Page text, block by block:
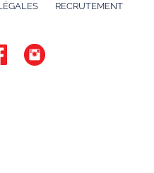
RECRUTEMENT